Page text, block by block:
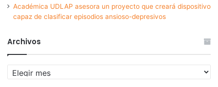
Académica UDLAP asesora un proyecto que creará dispositivo
capaz de clasificar episodios ansioso-depresivos
Archivos
Archivos